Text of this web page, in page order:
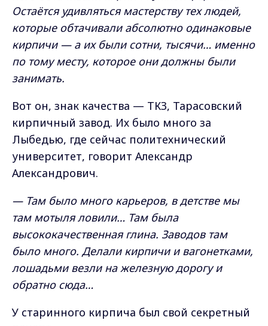
Остаётся удивляться мастерству тех людей,
которые обтачивали абсолютно одинаковые
кирпичи — а их были сотни, тысячи… именно
по тому месту, которое они должны были
занимать.
Вот он, знак качества — ТКЗ, Тарасовский
кирпичный завод. Их было много за
Лыбедью, где сейчас политехнический
университет, говорит Александр
Александрович.
— Там было много карьеров, в детстве мы
там мотыля ловили… Там была
высококачественная глина. Заводов там
было много. Делали кирпичи и вагонетками,
лошадьми везли на железную дорогу и
обратно сюда…
У старинного кирпича был свой секретный